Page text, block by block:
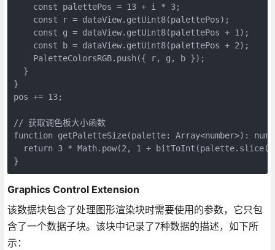
    const palettePos = 13 + i * 3;
    const r = dataView.getUint8(palettePos);
    const g = dataView.getUint8(palettePos + 1);
    const b = dataView.getUint8(palettePos + 2);
    PaletteColorsRGB.push({ r, g, b });
  }
}
pos += 13;
// 获取调色板大小函数
function getPaletteSize(palette: Array<number>):
return 3 * Math.pow(2, 1 +
}
Graphics Control Extension
该数据块包含了处理图形渲染块时需要使用的参数，它只包
含了一个数据子块。该块中记录了7种数据的描述，如下所
示：